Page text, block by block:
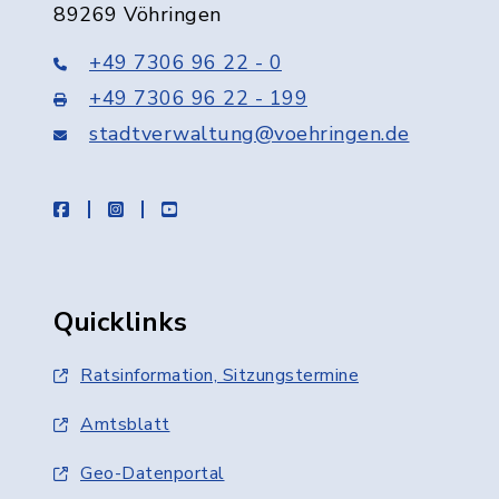
89269 Vöhringen
+49 7306 96 22 - 0
+49 7306 96 22 - 199
stadtverwaltung@voehringen.de
facebookinstagramyoutube
Quicklinks
Ratsinformation, Sitzungstermine
Amtsblatt
Geo-Datenportal